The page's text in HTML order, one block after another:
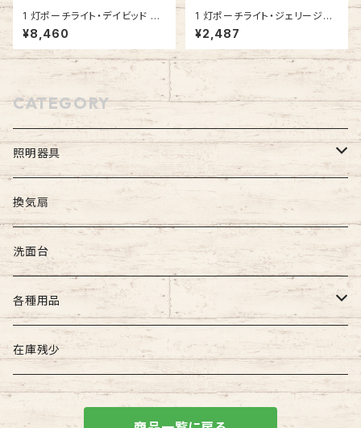
1 灯ポーチライト・デイビッド BK
(ブラック) #IM-0047WD-BK
¥8,460
1 灯ポーチライト・ジェリージャ
ー PB (ポリッシュブラス) #502
179
¥2,487
CATEGORY
照明器具
屋外照明
壁付け照明
吊下げ照明
屋内照明
壁付け照明
天井直付け照明
天井吊下げ照明
換気扇
洗面台
各種用品
照明器具用
建築用品
在庫残少